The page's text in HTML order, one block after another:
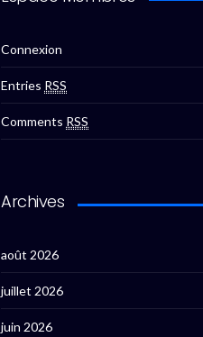
Connexion
Entries RSS
Comments RSS
Archives
août 2026
juillet 2026
juin 2026